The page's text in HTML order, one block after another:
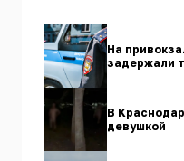
На
задержали
В
девушкой